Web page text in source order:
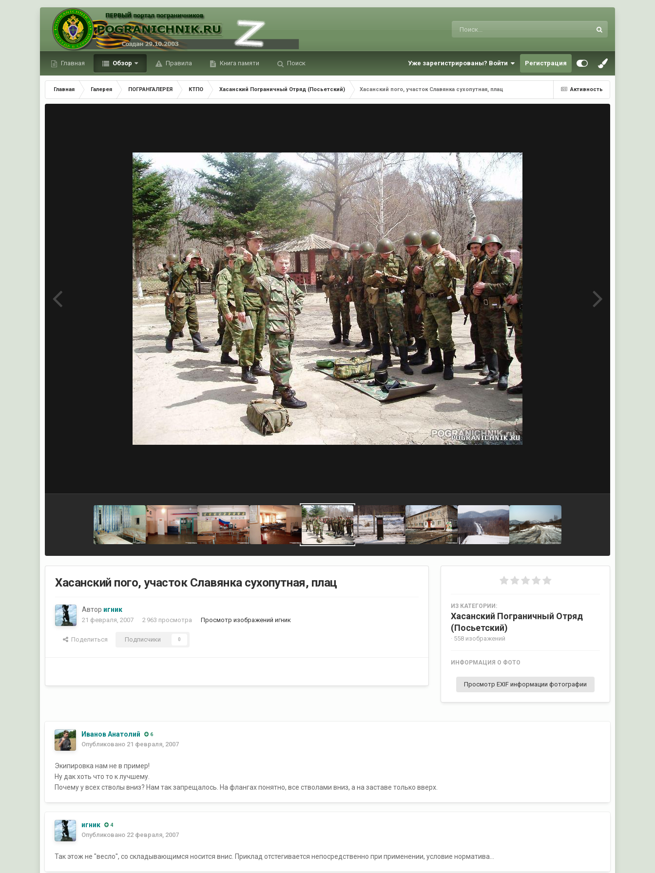
Главная Обзор Правила Книга памяти Поиск Уже зарегистрированы? Войти Регистрация
Активность
Главная Галерея ПОГРАНГАЛЕРЕЯ КТПО Хасанский Пограничный Отряд (Посьетский) Хасанский пого, участок Славянка сухопутная, плац
Хасанский пого, участок Славянка сухопутная, плац
Автор игник
21 февраля, 2007 2 963 просмотра Просмотр изображений игник
Поделиться Подписчики 0
ИЗ КАТЕГОРИИ:
Хасанский Пограничный Отряд
(Посьетский)
· 558 изображений
ИНФОРМАЦИЯ О ФОТО
Просмотр EXIF информации фотографии
Иванов Анатолий 6
Опубликовано 21 февраля, 2007
Экипировка нам не в пример!
Ну дак хоть что то к лучшему.
Почему у всех стволы вниз? Нам так запрещалось. На флангах понятно, все стволами вниз, а на заставе только вверх.
игник 4
Опубликовано 22 февраля, 2007
Так этож не "весло", со складывающимся носится внис. Приклад отстегивается непосредственно при применении, условие норматива...